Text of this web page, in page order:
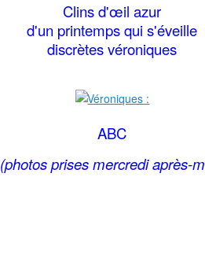
Clins d'œil azur
d'un printemps qui s'éveille
discrètes véroniques
ABC
(photos prises mercredi après-